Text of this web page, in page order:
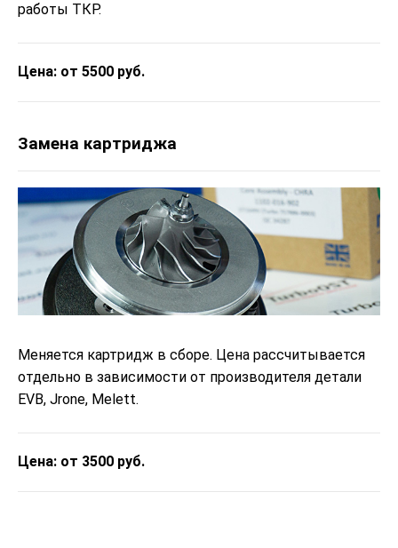
работы ТКР.
Цена: от 5500 руб.
Замена картриджа
Меняется картридж в сборе. Цена рассчитывается
отдельно в зависимости от производителя детали
EVB, Jrone, Melett.
Цена: от 3500 руб.